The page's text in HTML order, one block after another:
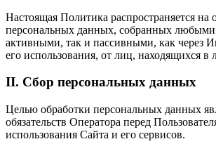
Настоящая Политика распространяется на
персональных данных, собранных любыми
активными, так и пассивными, как через
его использования, от лиц, находящихся в
II. Сбор персональных данных
Целью обработки персональных данных
обязательств Оператора перед
использования Сайта и его сервисов.